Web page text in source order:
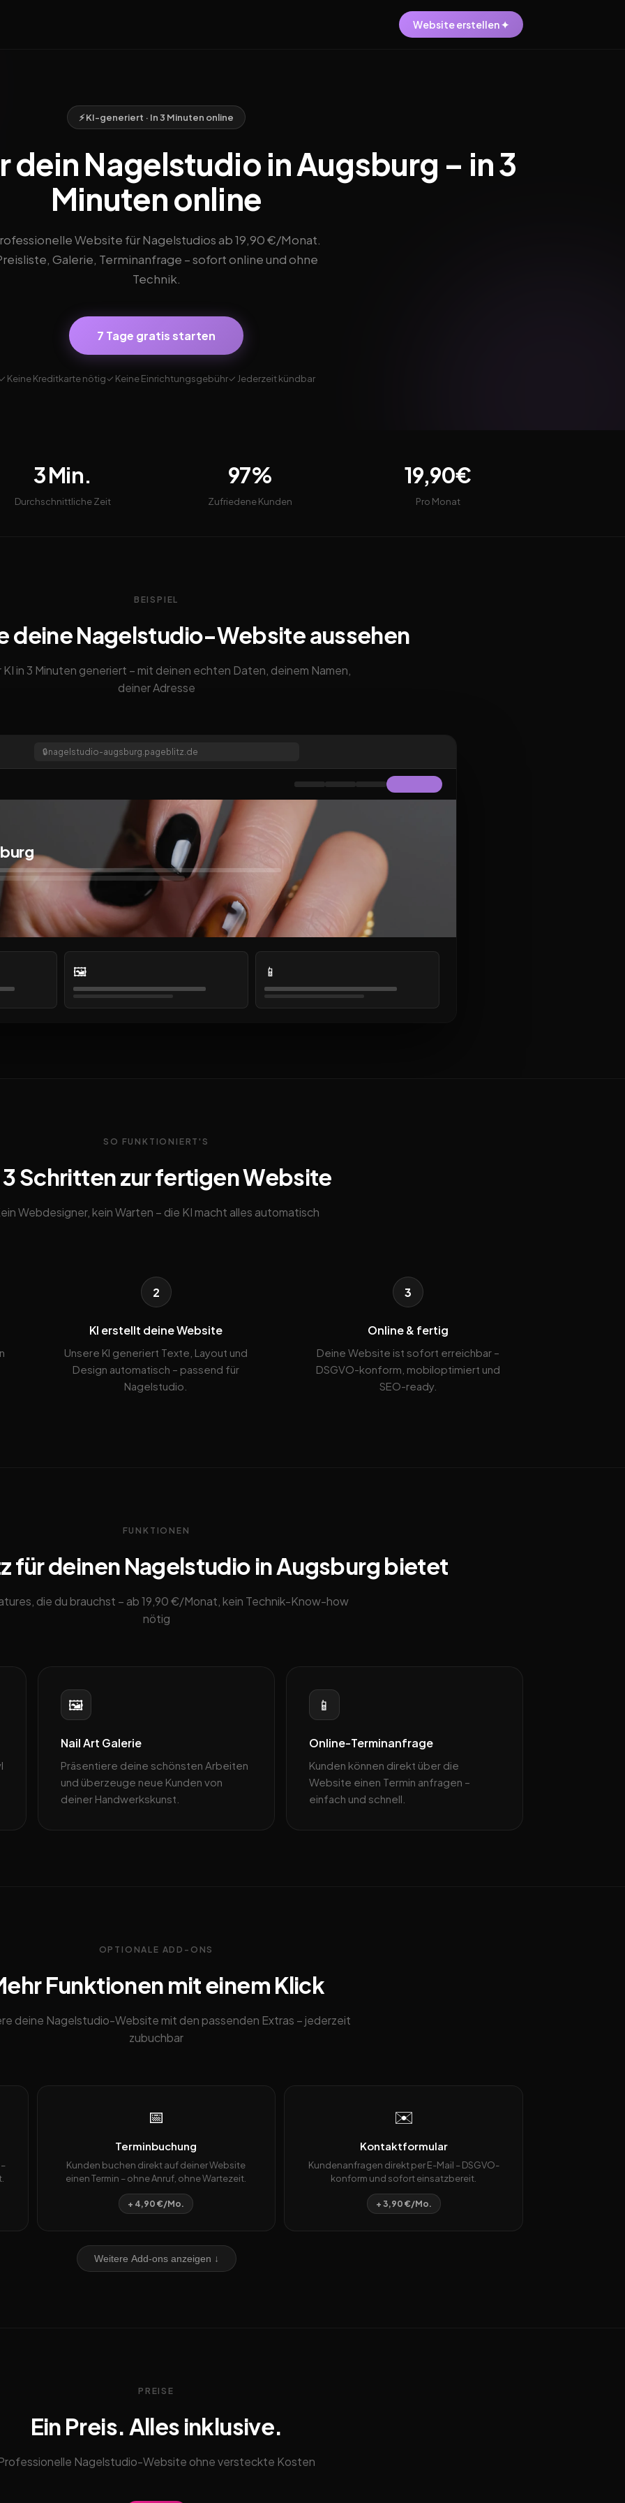
Website erstellen ✦
⚡ KI-generiert · In 3 Minuten online
Nagelstudio in Augsburg – in 3
Minuten online
Website für Nagelstudios ab 19,90 €/Monat.
Galerie, Terminanfrage – sofort online und ohne
Technik.
7 Tage gratis starten
Keine Kreditkarte nötig✓ Keine Einrichtungsgebühr✓ Jederzeit kündbar
3 Min.
Durchschnittliche Zeit
97%
Zufriedene Kunden
19,90€
Pro Monat
BEISPIEL
deine Nagelstudio-Website aussehen
KI in 3 Minuten generiert – mit deinen echten Daten, deinem Namen,
deiner Adresse
🔒nagelstudio-augsburg.pageblitz.de
🖼️ 📱
SO FUNKTIONIERT'S
3 Schritten zur fertigen Website
Webdesigner, kein Warten – die KI macht alles automatisch
2
KI erstellt deine Website
Unsere KI generiert Texte, Layout und
Design automatisch – passend für
Nagelstudio.
3
Online & fertig
Deine Website ist sofort erreichbar –
DSGVO-konform, mobiloptimiert und
SEO-ready.
FUNKTIONEN
für deinen Nagelstudio in Augsburg bietet
die du brauchst – ab 19,90 €/Monat, kein Technik-Know-how
nötig
🖼️
Nail Art Galerie
Präsentiere deine schönsten Arbeiten
und überzeuge neue Kunden von
deiner Handwerkskunst.
📱
Online-Terminanfrage
Kunden können direkt über die
Website einen Termin anfragen –
einfach und schnell.
OPTIONALE ADD-ONS
Funktionen mit einem Klick
deine Nagelstudio-Website mit den passenden Extras – jederzeit
zubuchbar
📅
Terminbuchung
Kunden buchen direkt auf deiner Website
einen Termin – ohne Anruf, ohne Wartezeit.
+ 4,90 €/Mo.
✉️
Kontaktformular
Kundenanfragen direkt per E-Mail – DSGVO-
konform und sofort einsatzbereit.
+ 3,90 €/Mo.
Weitere Add-ons anzeigen ↓
PREISE
Ein Preis. Alles inklusive.
Nagelstudio-Website ohne versteckte Kosten